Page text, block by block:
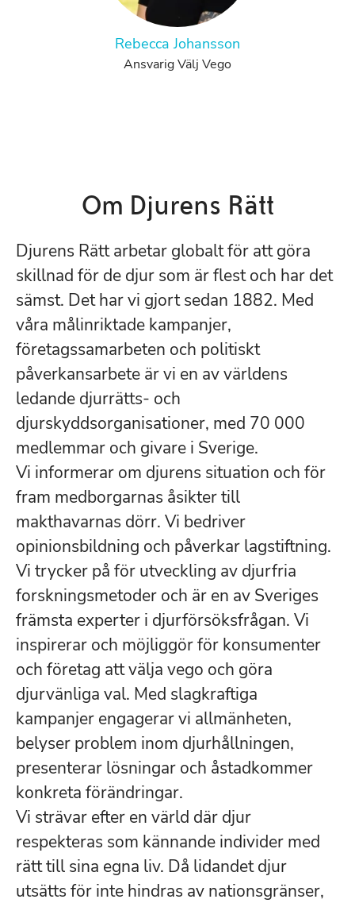
Rebecca Johansson
Ansvarig Välj Vego
Om Djurens Rätt
Djurens Rätt arbetar globalt för att göra
skillnad för de djur som är flest och har det
sämst. Det har vi gjort sedan 1882. Med
våra målinriktade kampanjer,
företagssamarbeten och politiskt
påverkansarbete är vi en av världens
ledande djurrätts- och
djurskyddsorganisationer, med 70 000
medlemmar och givare i Sverige.
Vi informerar om djurens situation och för
fram medborgarnas åsikter till
makthavarnas dörr. Vi bedriver
opinionsbildning och påverkar lagstiftning.
Vi trycker på för utveckling av djurfria
forskningsmetoder och är en av Sveriges
främsta experter i djurförsöksfrågan. Vi
inspirerar och möjliggör för konsumenter
och företag att välja vego och göra
djurvänliga val. Med slagkraftiga
kampanjer engagerar vi allmänheten,
belyser problem inom djurhållningen,
presenterar lösningar och åstadkommer
konkreta förändringar.
Vi strävar efter en värld där djur
respekteras som kännande individer med
rätt till sina egna liv. Då lidandet djur
utsätts för inte hindras av nationsgränser,